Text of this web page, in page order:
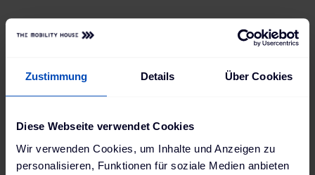
Zustimmung Details Über Cookies
Diese Webseite verwendet Cookies
Wir verwenden Cookies, um Inhalte und Anzeigen zu
personalisieren, Funktionen für soziale Medien anbieten
neue Features runter, wann immer er sie
braucht.